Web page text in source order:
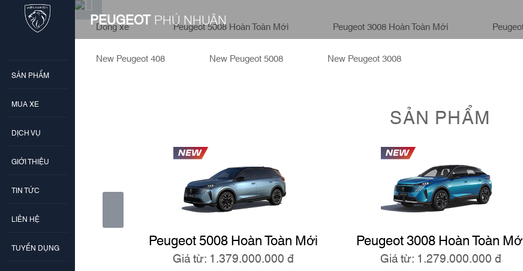
SẢN PHẨM
MUA XE
DỊCH VỤ
GIỚI THIỆU
TIN TỨC
LIÊN HỆ
TUYỂN DỤNG
PEUGEOTPHÚ NHUẬN
Dòng xe Peugeot 5008 Hoàn Toàn Mới Peugeot 3008 Hoàn Toàn Mới
New Peugeot 408 New Peugeot 5008 New Peugeot 3008
SẢN PHẨM
Peugeot 5008 Hoàn Toàn Mới
Giá từ: 1.379.000.000 đ
Peugeot 3008 Hoàn Toàn
Giá từ: 1.279.000.000 đ